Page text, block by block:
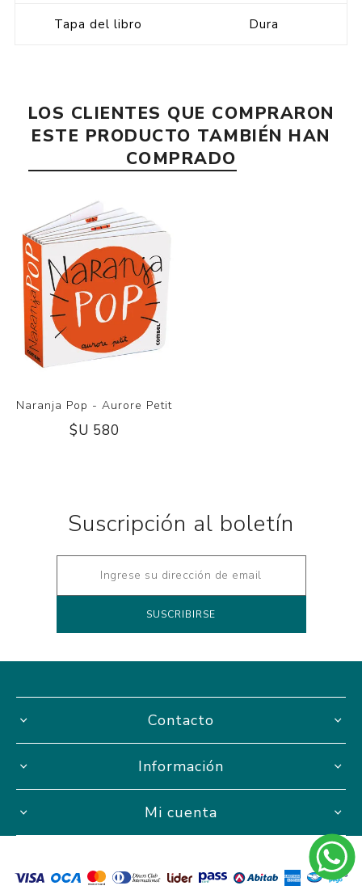
Tapa del libro Dura
LOS CLIENTES QUE COMPRARON
ESTE PRODUCTO TAMBIÉN HAN
COMPRADO
Naranja Pop - Aurore Petit
$U 580
Suscripción al boletín
Contacto
Información
Mi cuenta